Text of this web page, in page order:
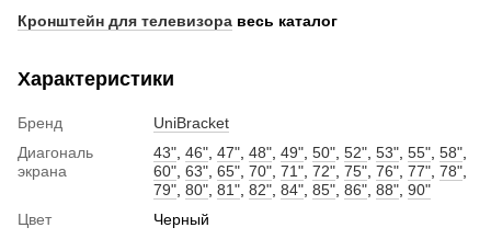
Кронштейн для телевизора весь каталог
Характеристики
Бренд
UniBracket
Диагональ
экрана
43" 46" 47" 48" 49" 50" 52" 53" 55" 58"
60" 63" 65" 70" 71" 72" 75" 76" 77" 78"
79" 80" 81" 82" 84" 85" 86" 88" 90"
Цвет
Черный